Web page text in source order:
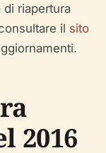
riapertura
il sito
2016